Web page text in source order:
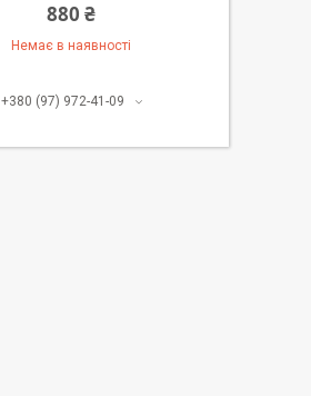
880 ₴
Немає в наявності
+380 (97) 972-41-09